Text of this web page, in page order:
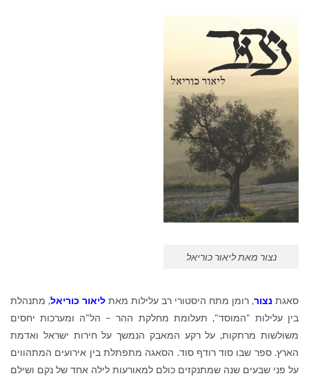
נצור מאת ליאור כוריאל
סאגת נצור, רומן מתח היסטורי רב עלילות מאת ליאור כוריאל, מתנהלת
בין עלילות "המוסד", תעלומת מחלקת ההר – הל"ה ומערכות יחסים
משולשות מרתקות, על רקע המאבק הנמשך על חירות ישראל ואדמת
הארץ. ספר שבו סוד רודף סוד. הסאגה מתפתלת בין אירועים המתהווים
על פני שבעים שנה שמתנקזים כולם למאורעות לילה אחד של נקם ושילם